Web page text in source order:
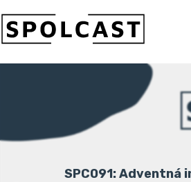
SPC091: Adventná